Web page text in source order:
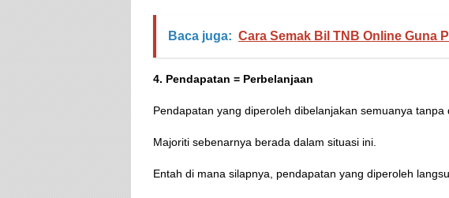
Baca juga: Cara Semak Bil TNB Online Guna
4. Pendapatan = Perbelanjaan
Pendapatan yang diperoleh dibelanjakan semuanya tanpa
Majoriti sebenarnya berada dalam situasi ini.
Entah di mana silapnya, pendapatan yang diperoleh